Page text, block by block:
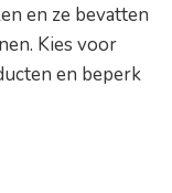
en ze bevatten
Kies voor
en beperk